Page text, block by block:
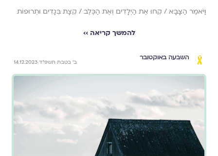
וַיֹּאמֶר הַצָּבָא / קְחוּ אֶת הַיְּלָדִים וְאֶת הַכֶּלֶב / קְצָת בְּגָדִים וּתְרוּפוֹת
להמשך קריאה ››
השבעה באוקטובר
ב׳ בטבת תשפ״ד 14.12.2023